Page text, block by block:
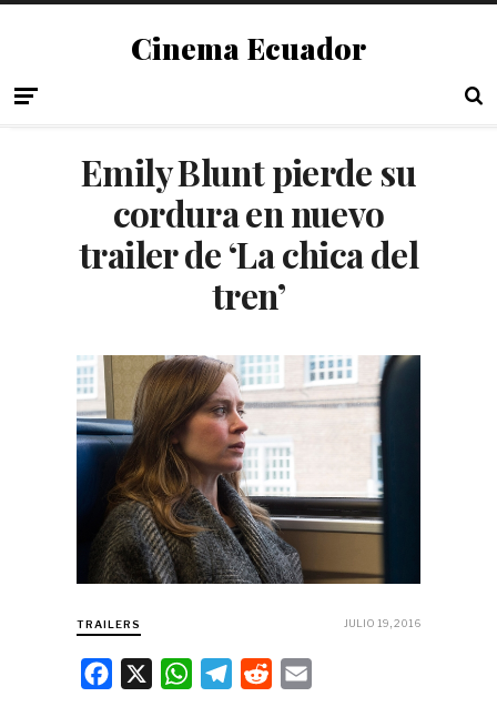
Cinema Ecuador
Emily Blunt pierde su
cordura en nuevo
trailer de ‘La chica del
tren’
TRAILERS JULIO 19, 2016
W
T